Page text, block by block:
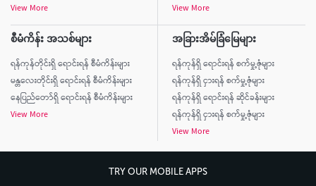
View More
View More
စီမံကိန်း အသစ်များ
ရန်ကုန်တိုင်းရှိ ရောင်းရန် စီမံကိန်းများ
မန္တလေးတိုင်းရှိ ရောင်းရန် စီမံကိန်းများ
နေပြည်တော်ရှိ ရောင်းရန် စီမံကိန်းများ
View More
အခြားအိမ်ခြံမြေများ
ရန်ကုန်ရှိ ရောင်းရန် စက်မှု့ဇုံများ
ရန်ကုန်ရှိ ငှားရန် စက်မှု့ဇုံများ
ရန်ကုန်ရှိ ရောင်းရန် ဆိုင်ခန်းများ
ရန်ကုန်ရှိ ငှားရန် စက်မှု့ဇုံများ
View More
TRY OUR MOBILE APPS